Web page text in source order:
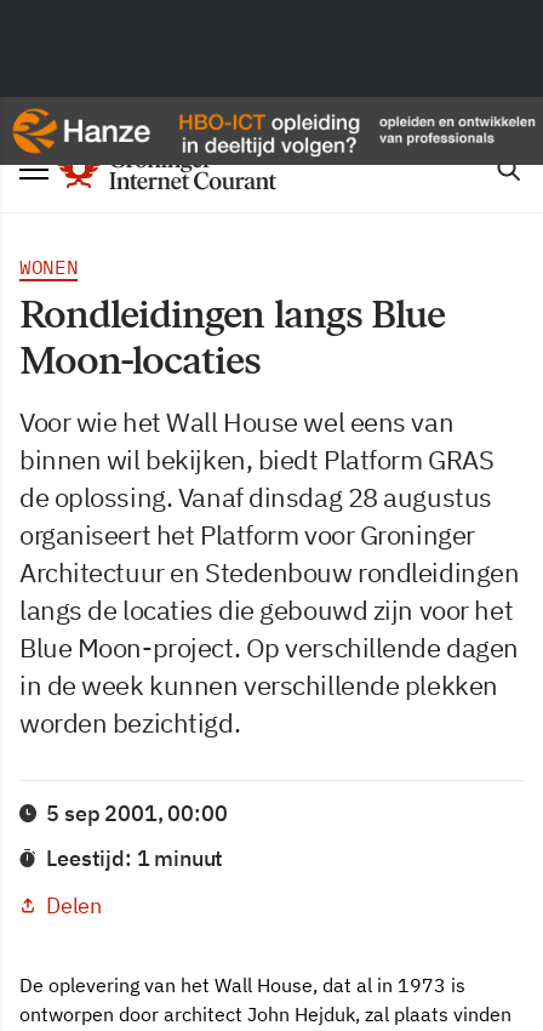
WONEN
Rondleidingen langs Blue
Moon-locaties
Voor wie het Wall House wel eens van
binnen wil bekijken, biedt Platform GRAS
de oplossing. Vanaf dinsdag 28 augustus
organiseert het Platform voor Groninger
Architectuur en Stedenbouw rondleidingen
langs de locaties die gebouwd zijn voor het
Blue Moon-project. Op verschillende dagen
in de week kunnen verschillende plekken
worden bezichtigd.
5 sep 2001, 00:00
Leestijd: 1 minuut
Delen
De oplevering van het Wall House, dat al in 1973 is
ontworpen door architect John Hejduk, zal plaats vinden